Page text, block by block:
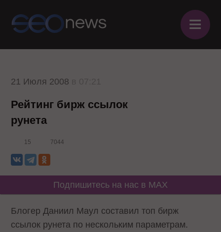
≡
21 Июля 2008
Рейтинг бирж ссылок
рунета
15 7044
Подпишитесь на нас в MAX
Блогер Даниил Маул составил топ бирж
ссылок рунета по нескольким параметрам.